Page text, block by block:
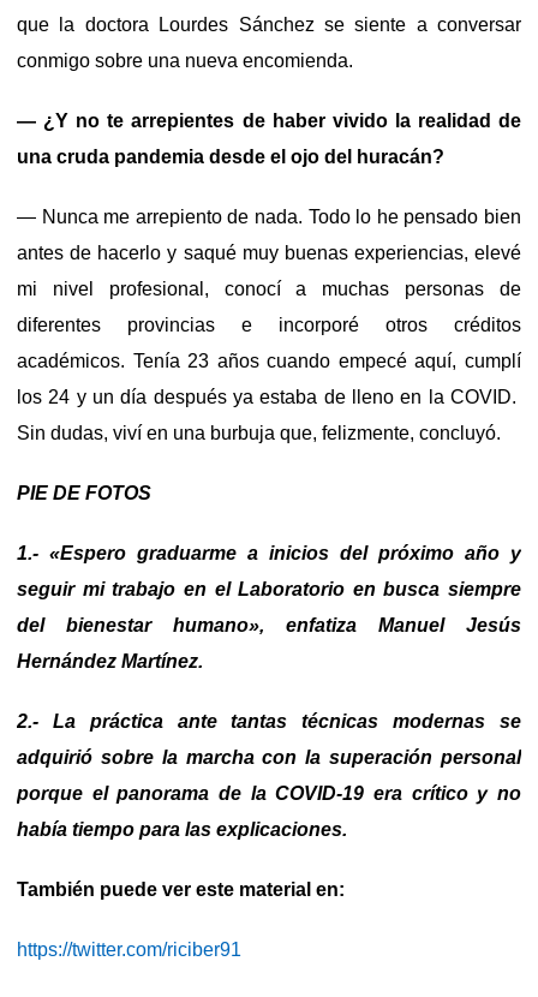
que la doctora Lourdes Sánchez se siente a conversar
conmigo sobre una nueva encomienda.
— ¿Y no te arrepientes de haber vivido la realidad de
una cruda pandemia desde el ojo del huracán?
— Nunca me arrepiento de nada. Todo lo he pensado bien
antes de hacerlo y saqué muy buenas experiencias, elevé
mi nivel profesional, conocí a muchas personas de
diferentes provincias e incorporé otros créditos
académicos. Tenía 23 años cuando empecé aquí, cumplí
los 24 y un día después ya estaba de lleno en la COVID.
Sin dudas, viví en una burbuja que, felizmente, concluyó.
PIE DE FOTOS
1.- «Espero graduarme a inicios del próximo año y
seguir mi trabajo en el Laboratorio en busca siempre
del bienestar humano», enfatiza Manuel Jesús
Hernández Martínez.
2.- La práctica ante tantas técnicas modernas se
adquirió sobre la marcha con la superación personal
porque el panorama de la COVID-19 era crítico y no
había tiempo para las explicaciones.
También puede ver este material en:
https://twitter.com/riciber91